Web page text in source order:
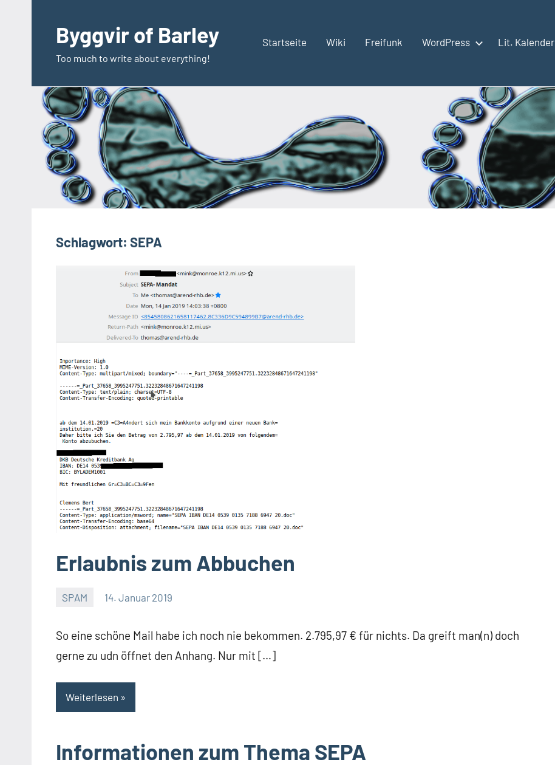
springenByggvir of Barley
Too much to write about everything!
Startseite Wiki Freifunk WordPress Lit. Kalender
Schlagwort: SEPA
Erlaubnis zum Abbuchen
SPAM 14. Januar 2019
So eine schöne Mail habe ich noch nie bekommen. 2.795,97 € für nichts. Da greift man(n) doch
gerne zu udn öffnet den Anhang. Nur mit […]
Weiterlesen
Informationen zum Thema SEPA